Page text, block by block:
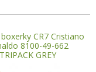
CR7 Cristiano
8100-49-662
TRIPACK GREY